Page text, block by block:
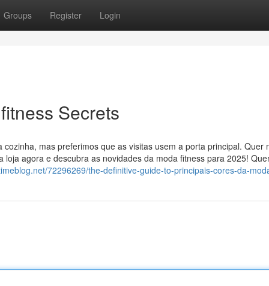
Groups Register Login
Secrets
mas preferimos que as visitas usem a porta principal. Quer
agora e descubra as novidades da moda fitness para 2025!
72296269/the-definitive-guide-to-principais-cores-da-